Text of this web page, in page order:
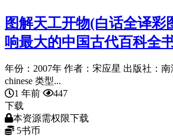
图解天工开物(白话全译彩
响最大的中国古代百科全
年份：2007年 作者：宋应星 出版社：南
chinese 类型...
1 年前
447
下载
本资源需权限下载
5书币